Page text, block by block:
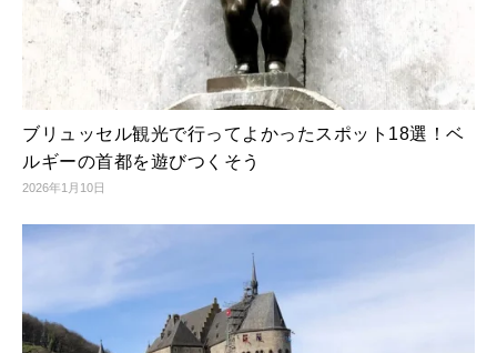
ブリュッセル観光で行ってよかったスポット18選！ベ
ルギーの首都を遊びつくそう
2026年1月10日